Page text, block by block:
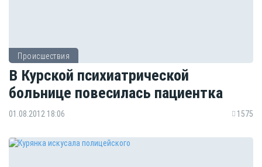
Происшествия
В Курской психиатрической
больнице повесилась пациентка
01.08.2012 18:06 1575